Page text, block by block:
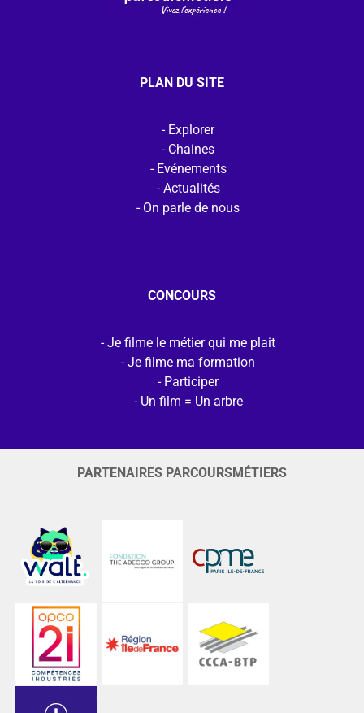
PLAN DU SITE
Explorer
Chaines
Evénements
Actualités
On parle de nous
CONCOURS
Je filme le métier qui me plait
Je filme ma formation
Participer
Un film = Un arbre
PARTENAIRES PARCOURSMÉTIERS